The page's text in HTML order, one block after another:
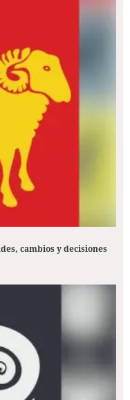
cambios y decisiones